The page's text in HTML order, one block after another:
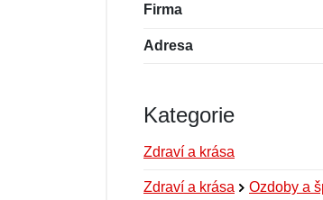
Firma
Adresa
Kategorie
Zdraví a krása
Zdraví a krása Ozdoby a